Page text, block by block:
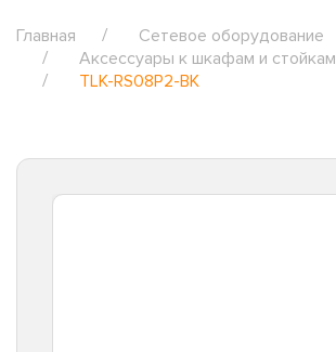
Главная
Сетевое оборудование
Аксессуары к шкафам и стойкам
TLK-RS08P2-BK